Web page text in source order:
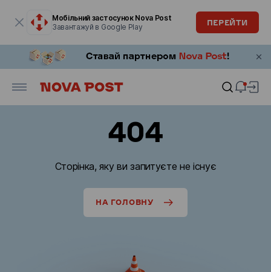
Мобільний застосунок Nova Post
Завантажуй в Google Play
ПЕРЕЙТИ
404
Сторінка, яку ви запитуєте не існує
НА ГОЛОВНУ